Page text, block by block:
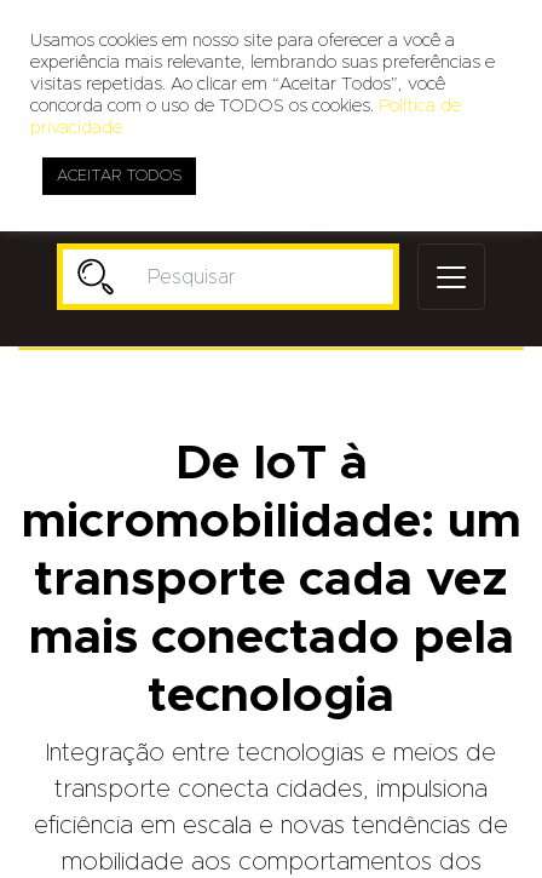
De IoT à
micromobilidade: um
transporte cada vez
mais conectado pela
tecnologia
Integração entre tecnologias e meios de
transporte conecta cidades, impulsiona
eficiência em escala e novas tendências de
mobilidade aos comportamentos dos
Usamos cookies em nosso site para oferecer a você a
experiência mais relevante, lembrando suas preferências e
visitas repetidas. Ao clicar em “Aceitar Todos”, você
concorda com o uso de TODOS os cookies. Política de
privacidade
ACEITAR TODOS